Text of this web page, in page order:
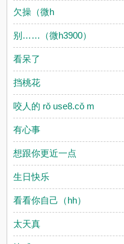
欠操（微h
别……（微h3900）
看呆了
挡桃花
咬人的 rǒ use8.cǒ m
有心事
想跟你更近一点
生日快乐
看看你自己（hh）
太天真